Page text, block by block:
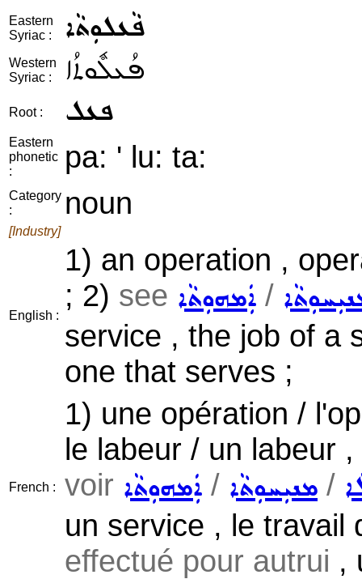
Eastern
Syriac :
ܦܵܥܠܘܼܬܵܐ
Western
Syriac :
ܦܳܥܠܽܘܬܳܐ
Root : ܦܥܠ
Eastern
phonetic
:
pa: ' lu: ta:
Category
:
noun
[Industry]
English :
1) an operation ,
; 2) see ܐܲܡܗܘܼܬܵܐ /
service , the job of a
one that serves ;
French :
1) une opération /
le labeur / un labeur
voir ܐܲܡܗܘܼܬܵܐ / ܡܢܝܼܚܘܼܬܵܐ /
un service , le travail
effectué pour autrui ,